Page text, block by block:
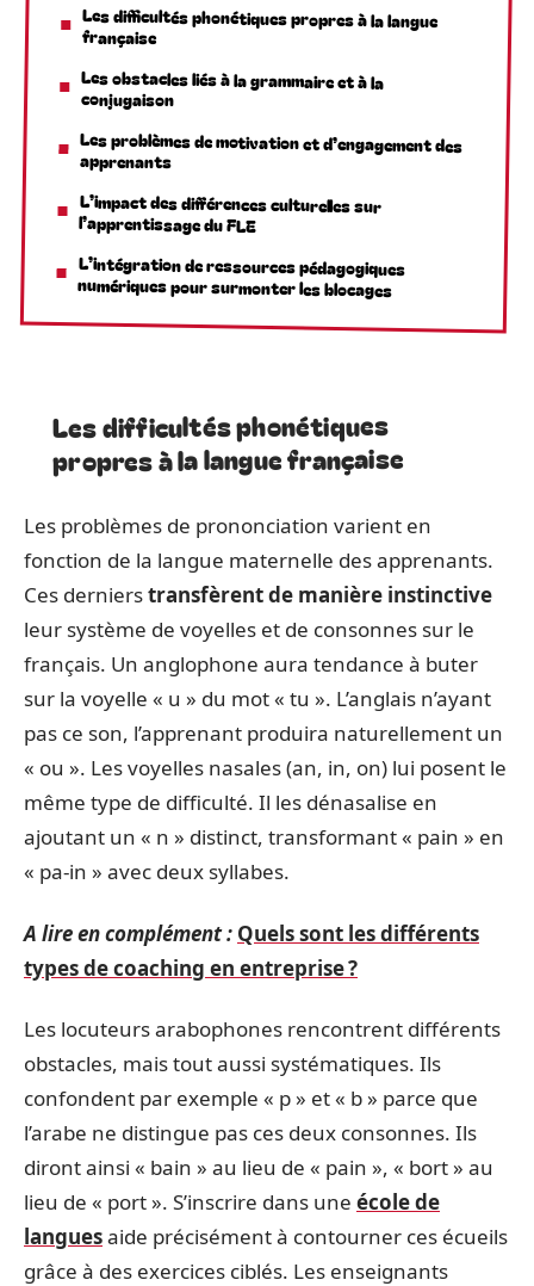
Les difficultés phonétiques propres à la langue
française
Les obstacles liés à la grammaire et à la
conjugaison
Les problèmes de motivation et d’engagement des
apprenants
L’impact des différences culturelles sur
l’apprentissage du FLE
L’intégration de ressources pédagogiques
numériques pour surmonter les blocages
Les difficultés phonétiques
propres à la langue française
Les problèmes de prononciation varient en
fonction de la langue maternelle des apprenants.
Ces dernierstransfèrent de manière instinctive
leur système de voyelles et de consonnes sur le
français. Un anglophone aura tendance à buter
sur la voyelle « u » du mot « tu ». L’anglais n’ayant
pas ce son, l’apprenant produira naturellement un
« ou ». Les voyelles nasales (an, in, on) lui posent le
même type de difficulté. Il les dénasalise en
ajoutant un « n » distinct, transformant « pain » en
« pa-in » avec deux syllabes.
A lire en complément : Quels sont les différents
types de coaching en entreprise ?
Les locuteurs arabophones rencontrent différents
obstacles, mais tout aussi systématiques. Ils
confondent par exemple « p » et « b » parce que
l’arabe ne distingue pas ces deux consonnes. Ils
diront ainsi « bain » au lieu de « pain », « bort » au
lieu de « port ». S’inscrire dans une école de
languesaide précisément à contourner ces écueils
grâce à des exercices ciblés. Les enseignants